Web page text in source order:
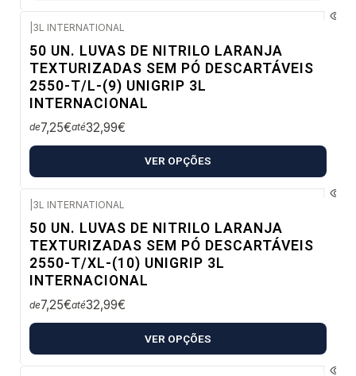
3L INTERNATIONAL
50 UN. LUVAS DE NITRILO LARANJA
TEXTURIZADAS SEM PÓ DESCARTÁVEIS
2550-T/L-(9) UNIGRIP 3L
INTERNACIONAL
de7,25€até32,99€
VER OPÇÕES
3L INTERNATIONAL
50 UN. LUVAS DE NITRILO LARANJA
TEXTURIZADAS SEM PÓ DESCARTÁVEIS
2550-T/XL-(10) UNIGRIP 3L
INTERNACIONAL
de7,25€até32,99€
VER OPÇÕES